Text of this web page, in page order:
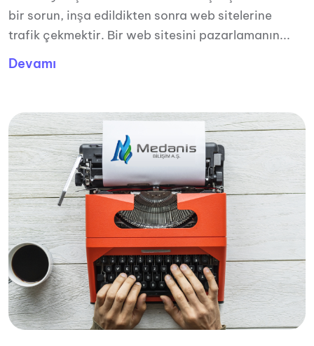
bir sorun, inşa edildikten sonra web sitelerine
trafik çekmektir. Bir web sitesini pazarlamanın...
Devamı